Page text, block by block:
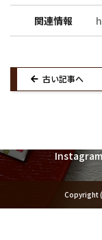
関連情報
古い記事へ
店舗ご案内
求人募集
紙漉き体験ご
Instagram
Copyright